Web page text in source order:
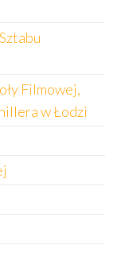
Filmowej,
w Łodzi